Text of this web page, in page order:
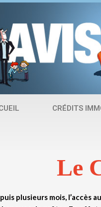
CRÉDITS
Le
plusieurs mois, l’accès